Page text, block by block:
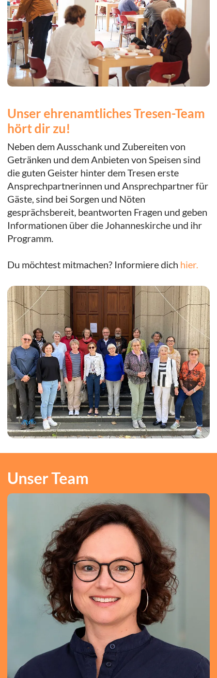
Unser ehrenamtliches Tresen-Team
hört dir zu!
Neben dem Ausschank und Zubereiten von
Getränken und dem Anbieten von Speisen sind
die guten Geister hinter dem Tresen erste
Ansprechpartnerinnen und Ansprechpartner für
Gäste, sind bei Sorgen und Nöten
gesprächsbereit, beantworten Fragen und geben
Informationen über die Johanneskirche und ihr
Programm.
Du möchtest mitmachen? Informiere dich hier.
Unser Team